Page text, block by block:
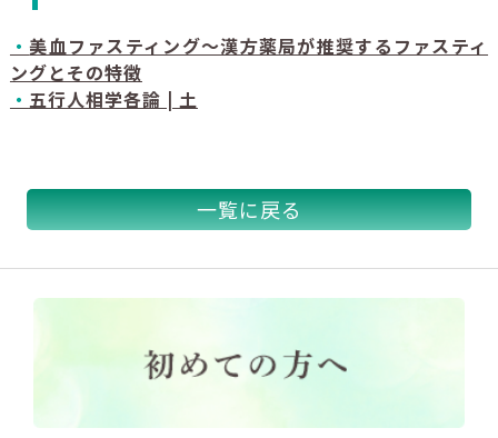
・美血ファスティング～漢方薬局が推奨するファスティ
ングとその特徴
・ 五行人相学各論 | 土
一覧に戻る